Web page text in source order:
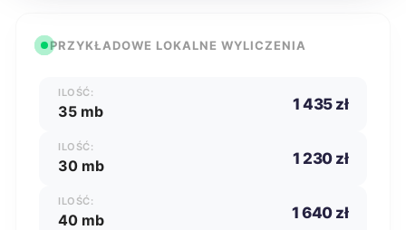
PRZYKŁADOWE LOKALNE WYLICZENIA
ILOŚĆ:
35 mb 1 435 zł
ILOŚĆ:
30 mb 1 230 zł
ILOŚĆ:
40 mb 1 640 zł